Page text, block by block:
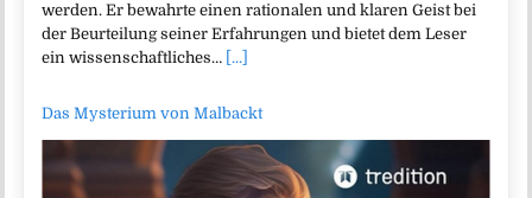
werden. Er bewahrte einen rationalen und klaren Geist bei
der Beurteilung seiner Erfahrungen und bietet dem Leser
ein wissenschaftliches… [...]
Das Mysterium von Malbackt